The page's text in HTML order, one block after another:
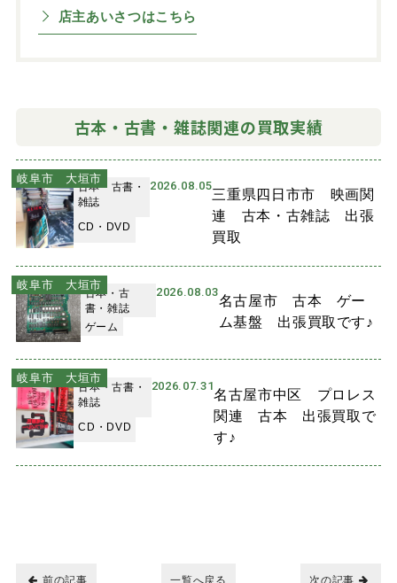
店主あいさつはこちら
古本・古書・雑誌関連の買取実績
岐阜市 大垣市
古本・古書・
雑誌
CD・DVD
2026.08.05
三重県四日市市 映画関
連 古本・古雑誌 出張
買取
岐阜市 大垣市
古本・古
書・雑誌
ゲーム
2026.08.03
名古屋市 古本 ゲー
ム基盤 出張買取です♪
岐阜市 大垣市
古本・古書・
雑誌
CD・DVD
2026.07.31
名古屋市中区 プロレス
関連 古本 出張買取で
す♪
次の記事
一覧へ戻る
前の記事